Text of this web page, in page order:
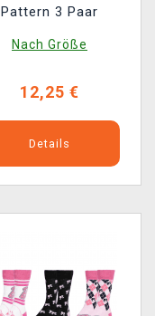
Pattern 3 Paar
Nach Größe
12,25 €
Details